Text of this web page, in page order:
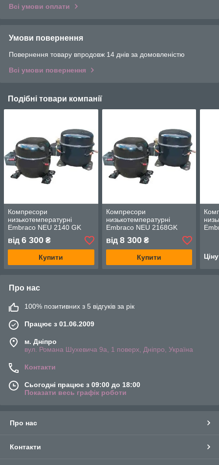
Всі умови оплати
Умови повернення
Повернення товару впродовж 14 днів за домовленістю
Всі умови повернення
Подібні товари компанії
Компресори
низькотемпературні
Embraco NEU 2140 GK
від 6 300 ₴
Купити
Компресори
низькотемпературні
Embraco NEU 2168GK
від 8 300₴
Купити
Про нас
100% позитивних з 5 відгуків за рік
Працює з 01.06.2009
м. Дніпро
вул. Романа Шухевича 9а, 1 поверх, Дніпро, Україна
Контакти
Сьогодні працює з 09:00 до 18:00
Показати весь графік роботи
Про нас
Контакти